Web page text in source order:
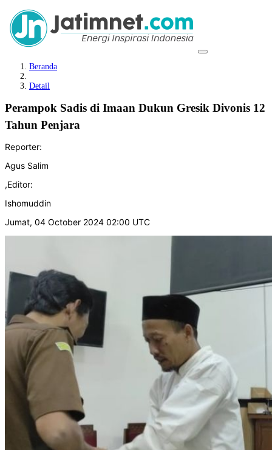
Beranda
Detail
Perampok Sadis di Imaan Dukun Gresik Divonis 12
Tahun Penjara
Reporter:
Agus Salim
,Editor:
Ishomuddin
Jumat, 04 October 2024 02:00 UTC